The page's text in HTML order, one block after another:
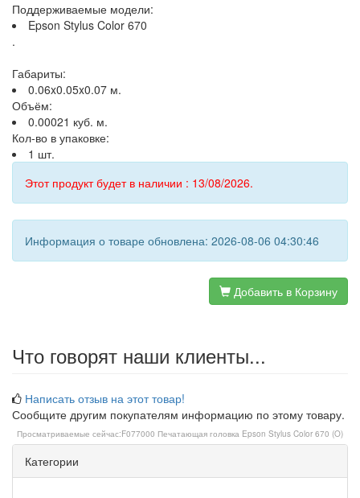
Поддерживаемые модели:
Epson Stylus Color 670
.
Габариты:
0.06x0.05x0.07 м.
Объём:
0.00021 куб. м.
Кол-во в упаковке:
1 шт.
Этот продукт будет в наличии : 13/08/2026.
Информация о товаре обновлена: 2026-08-06 04:30:46
Добавить в Корзину
Что говорят наши клиенты...
Написать отзыв на этот товар!
Сообщите другим покупателям информацию по этому товару.
Просматриваемые сейчас:F077000 Печатающая головка Epson Stylus Color 670 (O)
Категории